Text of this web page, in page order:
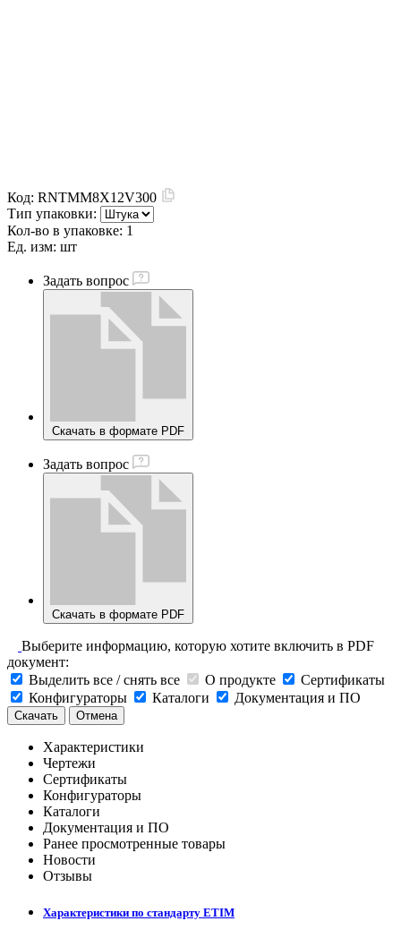
Код: RNTMM8X12V300
Тип упаковки:
Кол-во в упаковке: 1
Ед. изм: шт
Задать вопрос
Скачать в формате PDF
Задать вопрос
Скачать в формате PDF
Выберите информацию, которую хотите включить в PDF
документ:
Выделить все / снять все
О продукте
Сертификаты
Конфигураторы
Каталоги Документация и ПО
Скачать Отмена
Характеристики
Чертежи
Сертификаты
Конфигураторы
Каталоги
Документация и ПО
Ранее просмотренные товары
Новости
Отзывы
Характеристики по стандарту ETIM